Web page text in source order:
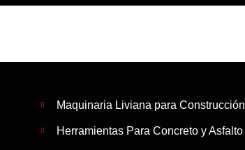
Maquinaria Liviana para Construcción
Herramientas Para Concreto y Asfalto